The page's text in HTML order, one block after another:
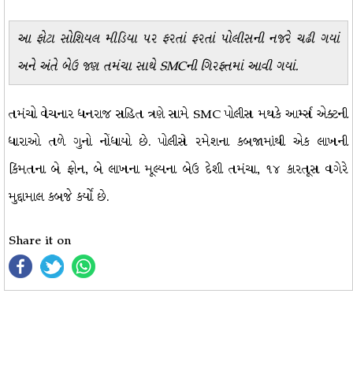
આ ફોટા સોશિયલ મીડિયા પર ફરતાં ફરતાં પોલીસની નજરે ચઢી ગયાં
અને અંતે બેઉ જણ તમંચા સાથે SMCની ગિરફ્તમાં આવી ગયાં.
તમંચો વેચનાર ધનરાજ સહિત ત્રણે સામે SMC પોલીસ મથકે આર્મ્સ એક્ટની
ધારાઓ તળે ગુનો નોંધાયો છે. પોલીસે રમેશના કબજામાંથી એક લાખની
કિંમતના બે ફોન, બે લાખના મૂલ્યના બેઉ દેશી તમંચા, ૧૪ કારતૂસ વગેરે
મુદ્દામાલ કબજે કર્યો છે.
Share it on